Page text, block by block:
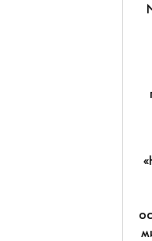
Carpathian Cult про